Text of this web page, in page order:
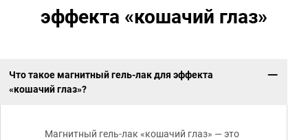
эффекта «кошачий глаз»
Что такое магнитный гель-лак для эффекта
«кошачий глаз»?
Магнитный гель-лак «кошачий глаз» — это